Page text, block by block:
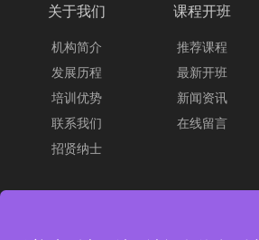
关于我们
机构简介
发展历程
培训优势
联系我们
招贤纳士
课程开班
推荐课程
最新开班
新闻资讯
在线留言